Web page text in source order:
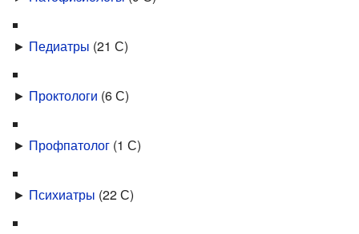
► Педиатры (21 С)
► Проктологи (6 С)
► Профпатолог (1 С)
► Психиатры (22 С)